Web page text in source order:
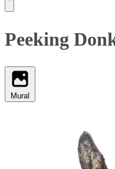
Peeking
Mural